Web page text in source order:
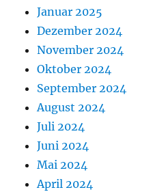
Januar 2025
Dezember 2024
November 2024
Oktober 2024
September 2024
August 2024
Juli 2024
Juni 2024
Mai 2024
April 2024